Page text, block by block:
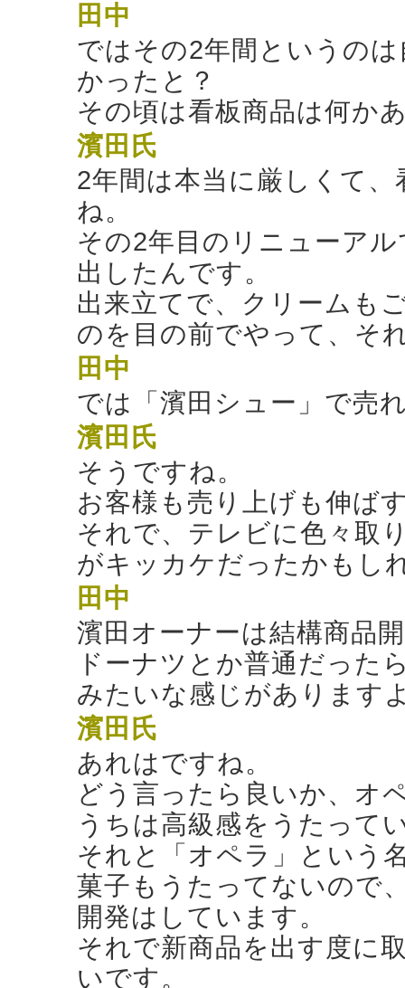
田中
ではその2年間というの
かったと？
その頃は看板商品は何か
濱田氏
2年間は本当に厳しくて
ね。
その2年目のリニューア
出したんです。
出来立てで、クリームも
のを目の前でやって、そ
田中
では「濱田シュー」で売
濱田氏
そうですね。
お客様も売り上げも伸ば
それで、テレビに色々取
がキッカケだったかもし
田中
濱田オーナーは結構商品
ドーナツとか普通だった
みたいな感じがあります
濱田氏
あれはですね。
どう言ったら良いか、オ
うちは高級感をうたって
それと「オペラ」という
菓子もうたってないので
開発はしています。
それで新商品を出す度に
いです。